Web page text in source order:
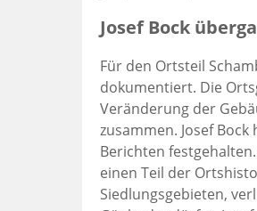
Josef Bock
Für den Ortsteil
dokumentiert. Die
Veränderung der
zusammen. Josef
Berichten
einen Teil der
Siedlungsgebieten,